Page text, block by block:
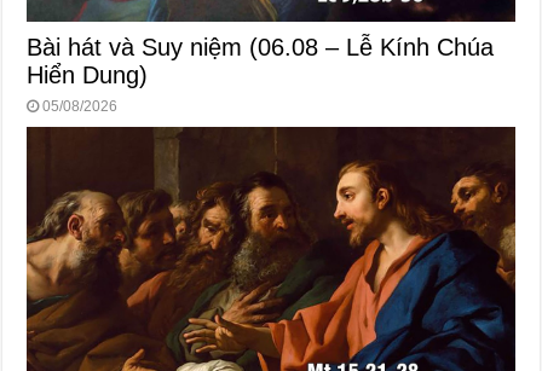
Bài hát và Suy niệm (06.08 – Lễ Kính Chúa
Hiển Dung)
05/08/2026